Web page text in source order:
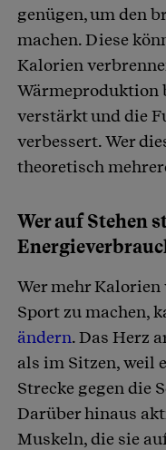
genügen, um den
machen. Diese
Kalorien
Wärmeproduktion
verstärkt und die
verbessert. Wer
theoretisch
Wer auf Stehen
Wer mehr
Sport zu machen,
ändern. Das Herz
als im Sitzen, weil
Strecke gegen die
Darüber hinaus
Muskeln, die sie